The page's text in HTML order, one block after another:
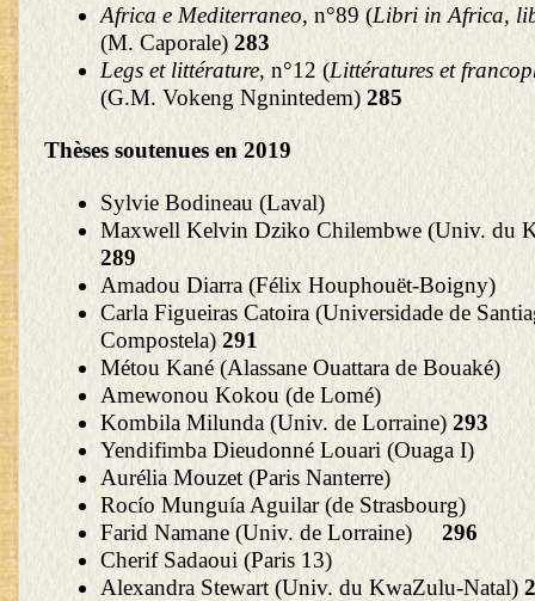
Africa e Mediterraneo, n°89 (Libri in Africa,
(M. Caporale) 283
Legs et littérature, n°12 (Littératures et
(G.M. Vokeng Ngnintedem) 285
Thèses soutenues en 2019
Sylvie Bodineau
Maxwell Kelvin Dziko Chilembwe (Univ. du
289
Amadou Diarra (Félix Houphouët-
Carla Figueiras Catoira (Universidade de
Compostela) 291
Métou Kané (Alassane Ouattara de
Amewonou Kokou (de
Kombila Milunda (Univ. de Lorraine) 293
Yendifimba Dieudonné Louari
Aurélia Mouzet (Paris
Rocío Munguía Aguilar (de
Farid Namane (Univ. de Lorraine) 296
Cherif Sadaoui (Paris
Alexandra Stewart (Univ. du KwaZulu-Natal)